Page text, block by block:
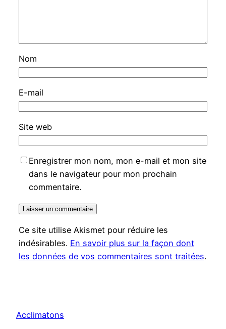
Nom
E-mail
Site web
Enregistrer mon nom, mon e-mail et mon site
dans le navigateur pour mon prochain
commentaire.
Ce site utilise Akismet pour réduire les
indésirables. En savoir plus sur la façon dont
les données de vos commentaires sont traitées.
Acclimatons